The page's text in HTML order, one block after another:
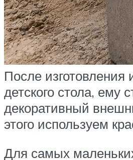
После изготовления
детского стола, ему
декоративный
этого используем
Для самых